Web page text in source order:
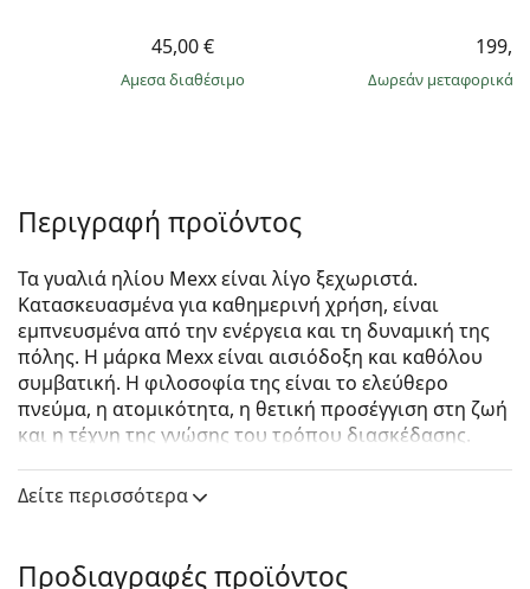
45,00 €
άμεσα διαθέσιμο Δωρεάν μεταφορικά
Περιγραφή προϊόντος
Τα γυαλιά ηλίου Mexx είναι λίγο ξεχωριστά.
Κατασκευασμένα για καθημερινή χρήση, είναι
εμπνευσμένα από την ενέργεια και τη δυναμική της
πόλης. Η μάρκα Mexx είναι αισιόδοξη και καθόλου
συμβατική. Η φιλοσοφία της είναι το ελεύθερο
πνεύμα, η ατομικότητα, η θετική προσέγγιση στη ζωή
και η τέχνη της γνώσης του τρόπου διασκέδασης.
Mexx 6492 200 56είναι γυναικεία γυαλιά ηλίου.
Δείτε πώς φαίνονται πάνω σας αυτά τα γυαλιά ηλίου
Lentiamo.
Δείτε περισσότερα
Προδιαγραφές προϊόντος